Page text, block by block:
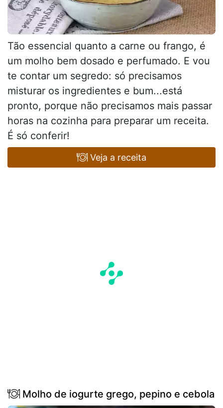
Tão essencial quanto a carne ou frango, é
um molho bem dosado e perfumado. E vou
te contar um segredo: só precisamos
misturar os ingredientes e bum...está
pronto, porque não precisamos mais passar
horas na cozinha para preparar um receita.
É só conferir!
Veja a receita
Molho de iogurte grego, pepino e cebola